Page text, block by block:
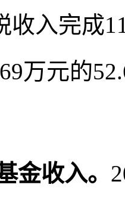
收入完成
万元的
金收入。